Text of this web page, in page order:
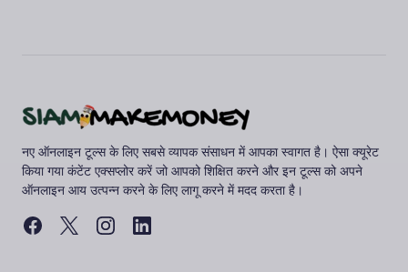
नए ऑनलाइन टूल्स के लिए सबसे व्यापक संसाधन में आपका स्वागत है। ऐसा क्यूरेट
किया गया कंटेंट एक्सप्लोर करें जो आपको शिक्षित करने और इन टूल्स को अपने
ऑनलाइन आय उत्पन्न करने के लिए लागू करने में मदद करता है।